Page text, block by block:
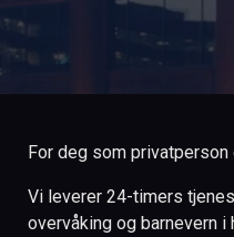
For deg som
Vi leverer 24-timers
overvåking og barnevern i